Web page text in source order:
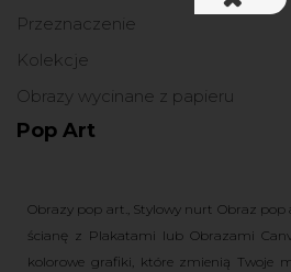
Przeznaczenie
Kolekcje
Obrazy wycinane z papieru
Pop Art
Obrazy pop art., Stylowy nurt Obraz pop
ścianę z Plakatami lub Obrazami
kolorowe grafiki, które zmienią Twoje